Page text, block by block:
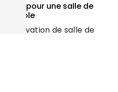
pour une salle de
durable
rénovation de salle de